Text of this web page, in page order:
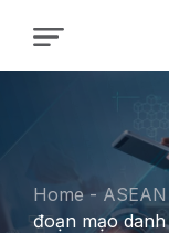
Home -
đoạn mạo